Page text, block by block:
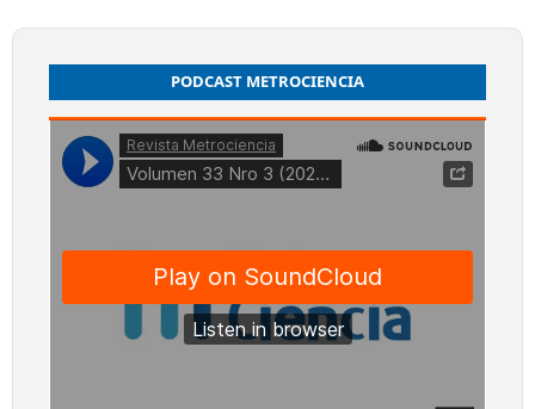
PODCAST METROCIENCIA